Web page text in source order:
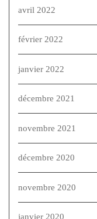
avril 2022
février 2022
janvier 2022
décembre 2021
novembre 2021
décembre 2020
novembre 2020
janvier 2020